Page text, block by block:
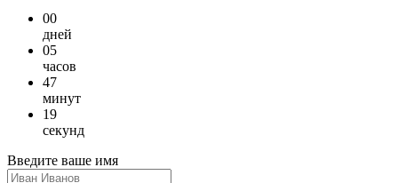
00
дней
05
часов
47
минут
19
секунд
Введите ваше имя